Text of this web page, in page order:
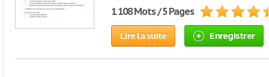
1 108 Mots / 5 Pages
Lire la suite Enregistrer